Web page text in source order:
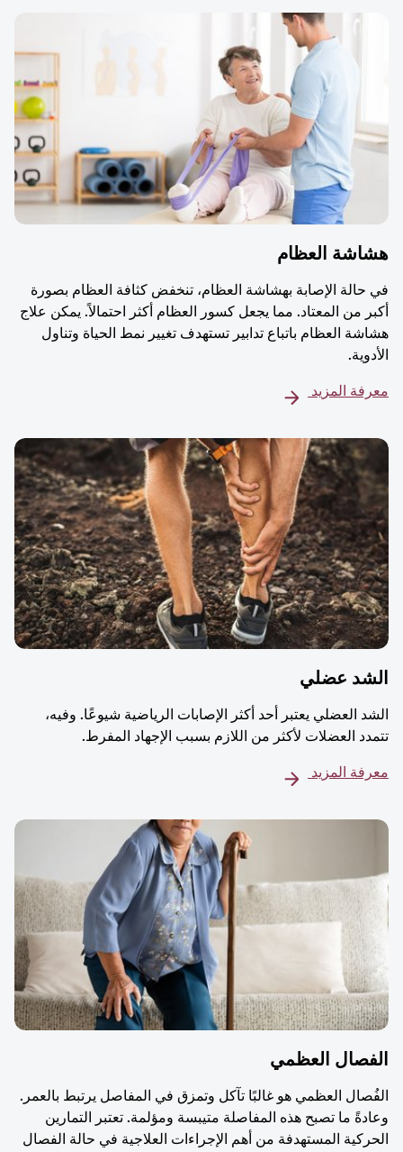
هشاشة العظام
في حالة الإصابة بهشاشة العظام، تنخفض كثافة العظام بصورة
أكبر من المعتاد. مما يجعل كسور العظام أكثر احتمالاً. يمكن علاج
هشاشة العظام باتباع تدابير تستهدف تغيير نمط الحياة وتناول
الأدوية.
معرفة المزيد
الشد عضلي
الشد العضلي يعتبر أحد أكثر الإصابات الرياضية شيوعًا. وفيه،
تتمدد العضلات لأكثر من اللازم بسبب الإجهاد المفرط.
معرفة المزيد
الفصال العظمي
الفُصال العظمي هو غالبًا تآكل وتمزق في المفاصل يرتبط بالعمر.
وعادةً ما تصبح هذه المفاصلة متيبسة ومؤلمة. تعتبر التمارين
الحركية المستهدفة من أهم الإجراءات العلاجية في حالة الفصال